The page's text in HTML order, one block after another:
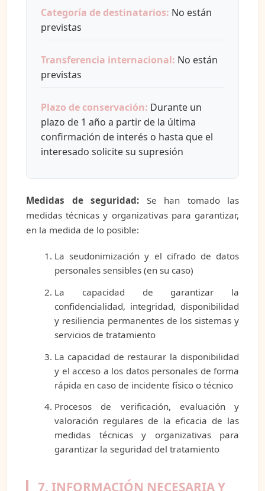
Categoría de destinatarios: No están
previstas
Transferencia internacional: No están
previstas
Plazo de conservación: Durante un
plazo de 1 año a partir de la última
confirmación de interés o hasta que el
interesado solicite su supresión
Medidas de seguridad: Se han tomado las
medidas técnicas y organizativas para garantizar,
en la medida de lo posible:
La seudonimización y el cifrado de datos
personales sensibles (en su caso)
La capacidad de garantizar la
confidencialidad, integridad, disponibilidad
y resiliencia permanentes de los sistemas y
servicios de tratamiento
La capacidad de restaurar la disponibilidad
y el acceso a los datos personales de forma
rápida en caso de incidente físico o técnico
Procesos de verificación, evaluación y
valoración regulares de la eficacia de las
medidas técnicas y organizativas para
garantizar la seguridad del tratamiento
7. INFORMACIÓN NECESARIA Y